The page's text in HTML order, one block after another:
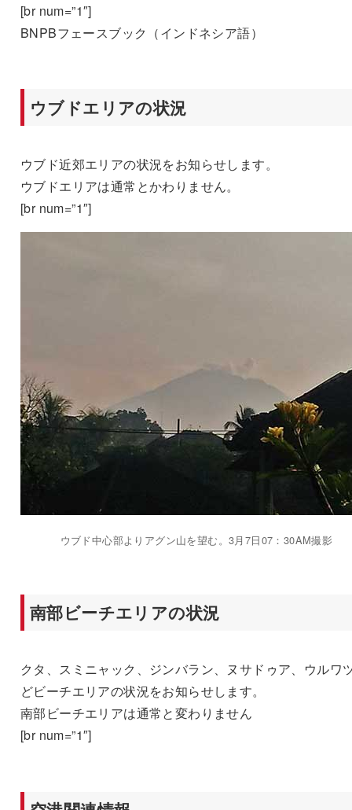
[br num=”1″]
BNPBフェースブック（インドネシア語）
ウブドエリアの状況
ウブド近郊エリアの状況をお知らせします。
ウブドエリアは通常とかわりません。
[br num=”1″]
ウブド中心部よりアグン山を望む。3月7日07：30AM撮影
南部ビーチエリアの状況
クタ、スミニャック、ジンバラン、ヌサドゥア、ウルワ
どビーチエリアの状況をお知らせします。
南部ビーチエリアは通常と変わりません
[br num=”1″]